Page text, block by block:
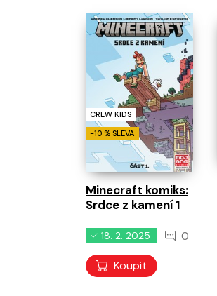
CREW KIDS
-10 % SLEVA
Minecraft komiks:
Srdce z kamení 1
18. 2. 2025
0
Koupit